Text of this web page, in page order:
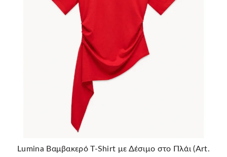
Lumina Βαμβακερό T-Shirt με Δέσιμο στο Πλάι (Art.